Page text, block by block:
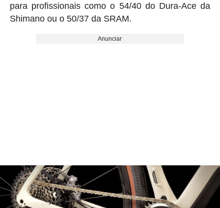
para profissionais como o 54/40 do Dura-Ace da
Shimano ou o 50/37 da SRAM.
Anunciar